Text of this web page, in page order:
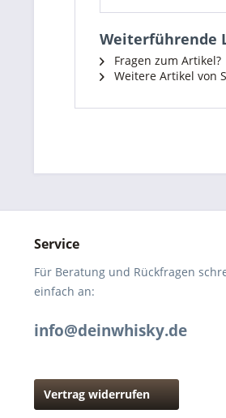
Weiterführende
Fragen zum Artikel?
Weitere Artikel von
Service
Für Beratung und Rückfragen
einfach an:
info@deinwhisky.de
Vertrag widerrufen